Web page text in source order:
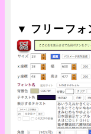
▼ フリーフォ